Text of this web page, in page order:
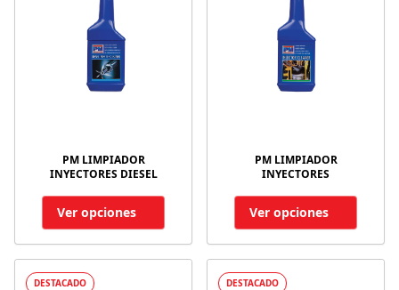
PM LIMPIADOR
INYECTORES DIESEL
Ver opciones
PM LIMPIADOR
INYECTORES
Ver opciones
DESTACADO DESTACADO